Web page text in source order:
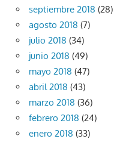
septiembre 2018 (28)
agosto 2018 (7)
julio 2018 (34)
junio 2018 (49)
mayo 2018 (47)
abril 2018 (43)
marzo 2018 (36)
febrero 2018 (24)
enero 2018 (33)